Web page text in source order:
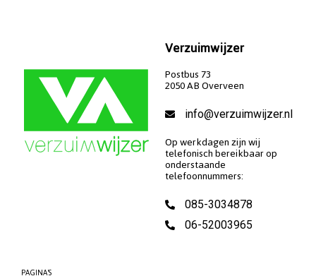
Verzuimwijzer
Postbus 73
2050 AB Overveen
info@verzuimwijzer.nl
Op werkdagen zijn wij
telefonisch bereikbaar op
onderstaande
telefoonnummers:
085-3034878
06-52003965
PAGINA'S